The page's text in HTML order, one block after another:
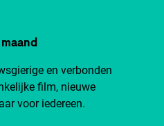
en verbonden
film, nieuwe
voor iedereen.